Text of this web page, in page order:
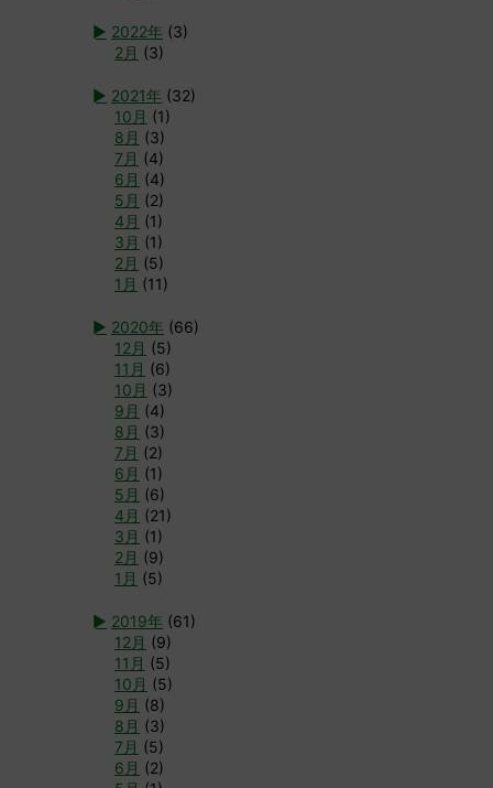
► 2022年 (3)
2月 (3)
► 2021年 (32)
10月 (1)
8月 (3)
7月 (4)
6月 (4)
5月 (2)
4月 (1)
3月 (1)
2月 (5)
1月 (11)
► 2020年 (66)
12月 (5)
11月 (6)
10月 (3)
9月 (4)
8月 (3)
7月 (2)
6月 (1)
5月 (6)
4月 (21)
3月 (1)
2月 (9)
1月 (5)
► 2019年 (61)
12月 (9)
11月 (5)
10月 (5)
9月 (8)
8月 (3)
7月 (5)
6月 (2)